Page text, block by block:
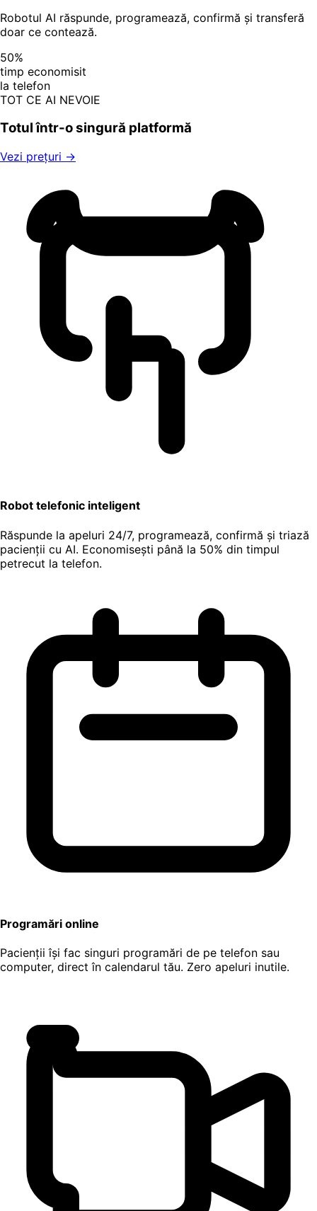
Robotul AI răspunde, programează, confirmă și transferă
doar ce contează.
50%
timp economisit
la telefon
TOT CE AI NEVOIE
Totul într-o singură platformă
Vezi prețuri →
Robot telefonic inteligent
Răspunde la apeluri 24/7, programează, confirmă și triază
pacienții cu AI. Economisești până la 50% din timpul
petrecut la telefon.
Programări online
Pacienții își fac singuri programări de pe telefon sau
computer, direct în calendarul tău. Zero apeluri inutile.